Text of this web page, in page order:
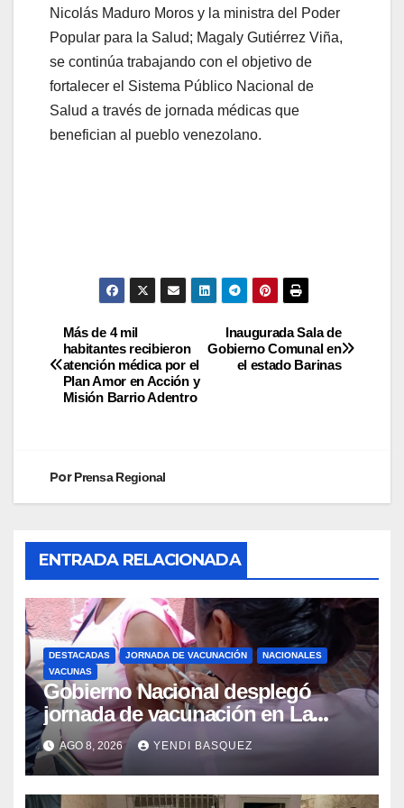
Nicolás Maduro Moros y la ministra del Poder
Popular para la Salud; Magaly Gutiérrez Viña,
se continúa trabajando con el objetivo de
fortalecer el Sistema Público Nacional de
Salud a través de jornada médicas que
benefician al pueblo venezolano.
Inaugurada Sala de
Gobierno Comunal en
el estado Barinas
Más de 4 mil
habitantes recibieron
atención médica por el
Plan Amor en Acción y
Misión Barrio Adentro
PorPrensa Regional
ENTRADA RELACIONADA
DESTACADAS JORNADA DE VACUNACIÓN
NACIONALES
VACUNAS
Gobierno Nacional desplegó
jornada de vacunación en La
Guaira para garantizar protección
epidemiológica
AGO 8, 2026 YENDI BASQUEZ